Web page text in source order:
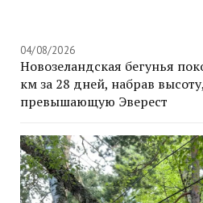
04/08/2026
Новозеландская бегунья
км за 28 дней, набрав
превышающую Эверест